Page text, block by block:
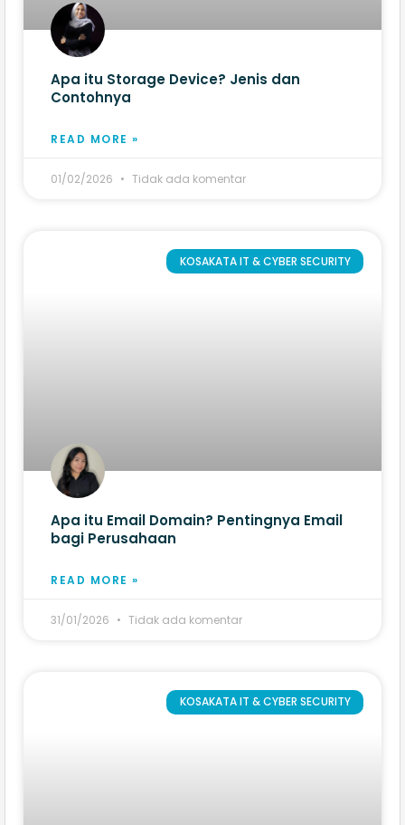
Apa itu Storage Device? Jenis dan
Contohnya
READ MORE »
01/02/2026 Tidak ada komentar
KOSAKATA IT & CYBER SECURITY
Apa itu Email Domain? Pentingnya Email
bagi Perusahaan
READ MORE »
31/01/2026 Tidak ada komentar
KOSAKATA IT & CYBER SECURITY